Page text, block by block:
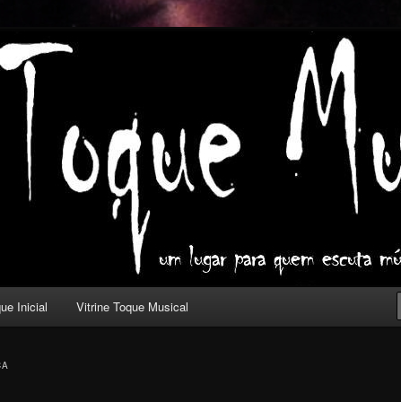
com outros olhos.
Inicial Vitrine Toque Musical